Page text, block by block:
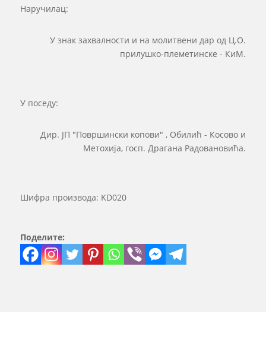
Наручилац:
У знак захвалности и на молитвени дар од Ц.О.
прилушко-племетинске - КиМ.
У поседу:
Дир. ЈП "Површински копови" , Обилић - Косово и
Метохија, госп. Драгана Радовановића.
Шифра производа: KD020
Поделите: